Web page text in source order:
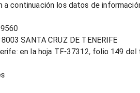
continuación los datos de
SANTA CRUZ DE TENERIFE
en la hoja TF-37312, folio 149 del